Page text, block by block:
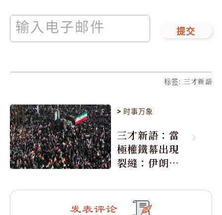
提交
标签: 三才新語
> 时事万象
三才新語：當
極權鐵幕出現
裂縫：伊朗的
发表评论